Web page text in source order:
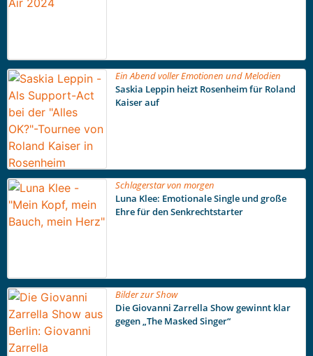
Ein Abend voller Emotionen und Melodien
Saskia Leppin heizt Rosenheim für Roland
Kaiser auf
Schlagerstar von morgen
Luna Klee: Emotionale Single und große
Ehre für den Senkrechtstarter
Bilder zur Show
Die Giovanni Zarrella Show gewinnt klar
gegen „The Masked Singer“